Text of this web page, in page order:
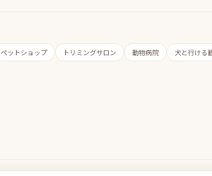
ペットショップ トリミングサロン 動物病院 犬と行ける